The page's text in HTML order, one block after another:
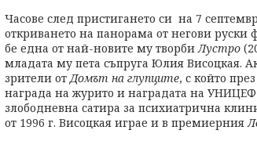
Часове след пристигането си на 7
откриването на панорама от негови
бе една от най-новите му творбиЛустро
младата му пета съпруга Юлия Висоцкая.
зрители отДомът на глупците, с който
награда на журито и наградата на
злободневна сатира за психиатрична
от 1996 г. Висоцкая играе и в премиерния